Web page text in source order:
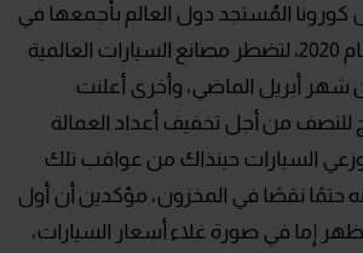
كورونا المُستجد دول العالم بأجمعها في
الأشهر الأولى من عام 2020، لتضطر مصانع السيارات العالمية
شهر أبريل الماضي، وأخرى أعلنت
للنصف من أجل تخفيف أعداد العمالة
السيارات حينذاك من عواقب تلك
حتمًا نقصًا في المخزون، مؤكدين أن أول
إما في صورة غلاء أسعار السيارات،